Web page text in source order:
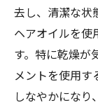
去し、清潔な状
ヘアオイルを使
す。特に乾燥が
メントを使用す
しなやかになり